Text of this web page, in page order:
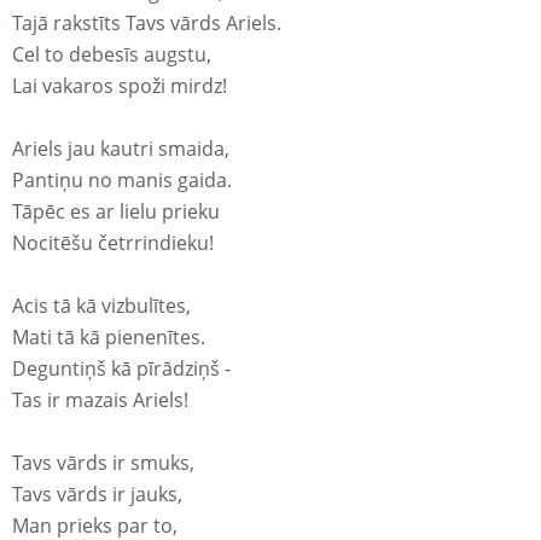
Tajā rakstīts Tavs vārds Ariels.
Cel to debesīs augstu,
Lai vakaros spoži mirdz!
Ariels jau kautri smaida,
Pantiņu no manis gaida.
Tāpēc es ar lielu prieku
Nocitēšu četrrindieku!
Acis tā kā vizbulītes,
Mati tā kā pienenītes.
Deguntiņš kā pīrādziņš -
Tas ir mazais Ariels!
Tavs vārds ir smuks,
Tavs vārds ir jauks,
Man prieks par to,